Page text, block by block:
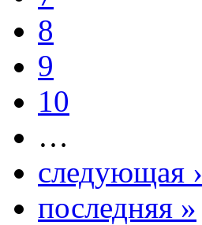
8
9
10
…
следующая ›
последняя »